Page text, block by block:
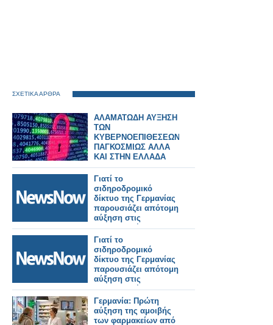
ΣΧΕΤΙΚΑ ΑΡΘΡΑ
ΑΛΑΜΑΤΩΔΗ ΑΥΞΗΣΗ
ΤΩΝ
ΚΥΒΕΡΝΟΕΠΙΘΕΣΕΩΝ
ΠΑΓΚΟΣΜΙΩΣ ΑΛΛΑ
ΚΑΙ ΣΤΗΝ ΕΛΛΑΔΑ
Γιατί το
σιδηροδρομικό
δίκτυο της Γερμανίας
παρουσιάζει απότομη
αύξηση στις
εγκληματικές
επιθέσεις.
Γιατί το
σιδηροδρομικό
δίκτυο της Γερμανίας
παρουσιάζει απότομη
αύξηση στις
εγκληματικές
επιθέσεις.
Γερμανία: Πρώτη
αύξηση της αμοιβής
των φαρμακείων από